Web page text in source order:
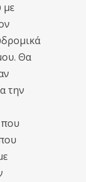
με
Θα
την